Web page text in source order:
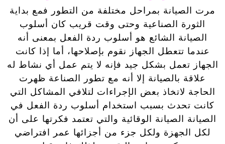
مرت الصيانة بمراحل مختلفة من التطور فمع بداية
الثورة الصناعية وحتى وقت قريب كان أسلوب
الصيانة الشائع هو أسلوب ردة الفعل بمعنى أنه
عندما تتعطل الجهاز نقوم بإصلاحها، أما إذا كانت
الجهاز تعمل بشكل جيد فإنه لا يتم عمل أي نشاط له
علاقة بالصيانة إلا أنه مع تطور الصناعة ظهرت
الحاجة لاتخاذ بعض الإجراءات لتلافي المشاكل التي
كانت تحدث بسبب استخدام أسلوب ردة الفعل في
الصيانة الصيانة الوقائية والتي تعتمد فكرتها على أن
لكل الجهزة ولكل جزء من أجزائها عمر افتراضي